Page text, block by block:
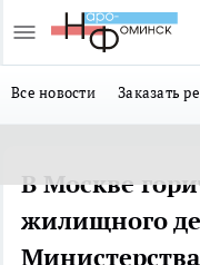
Все новости Заказать
В Москве
жилищного